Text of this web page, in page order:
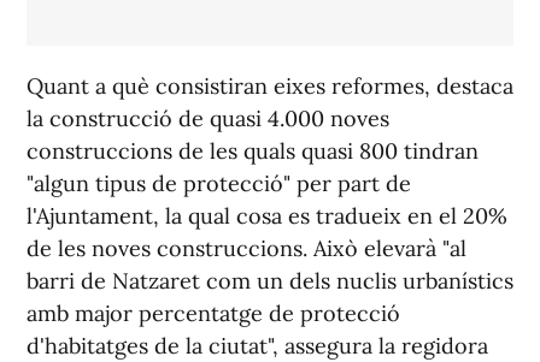
Quant a què consistiran eixes reformes, destaca
la construcció de quasi 4.000 noves
construccions de les quals quasi 800 tindran
"algun tipus de protecció" per part de
l'Ajuntament, la qual cosa es tradueix en el 20%
de les noves construccions. Això elevarà "al
barri de Natzaret com un dels nuclis urbanístics
amb major percentatge de protecció
d'habitatges de la ciutat", assegura la regidora